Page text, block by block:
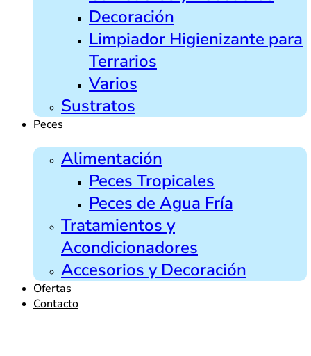
Decoración
Limpiador Higienizante para
Terrarios
Varios
Sustratos
Peces
Alimentación
Peces Tropicales
Peces de Agua Fría
Tratamientos y
Acondicionadores
Accesorios y Decoración
Ofertas
Contacto